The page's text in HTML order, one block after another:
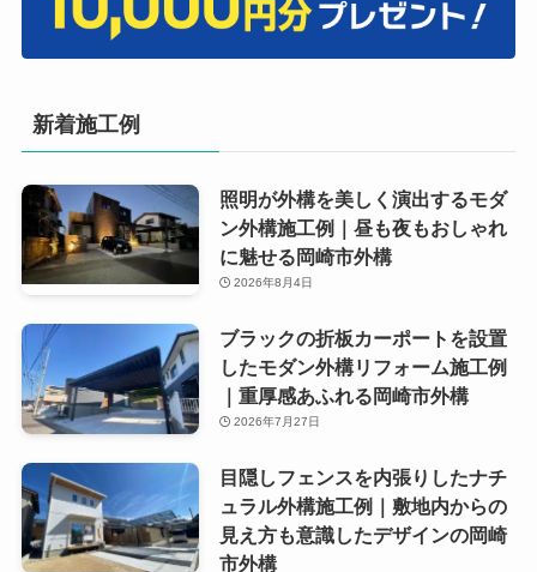
新着施工例
照明が外構を美しく演出するモダ
ン外構施工例｜昼も夜もおしゃれ
に魅せる岡崎市外構
2026年8月4日
ブラックの折板カーポートを設置
したモダン外構リフォーム施工例
｜重厚感あふれる岡崎市外構
2026年7月27日
目隠しフェンスを内張りしたナチ
ュラル外構施工例｜敷地内からの
見え方も意識したデザインの岡崎
市外構